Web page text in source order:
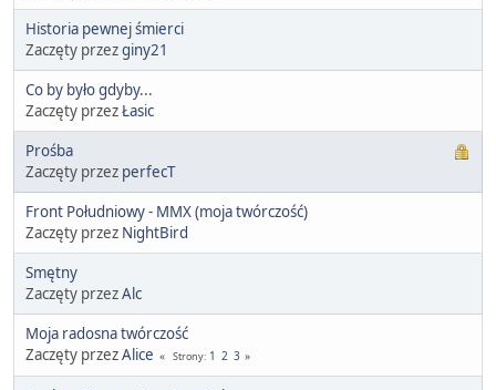
Historia pewnej śmierci
Zaczęty przezginy21
Co by było gdyby...
Zaczęty przezŁasic
Prośba
Zaczęty przez perfecT
Front Południowy - MMX (moja twórczość)
Zaczęty przez NightBird
Smętny
Zaczęty przezAlc
Moja radosna twórczość
Zaczęty przezAlice Strony 1 2 3